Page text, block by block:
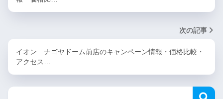
次の記事
イオン ナゴヤドーム前店のキャンペーン情報・価格比較・
アクセス…